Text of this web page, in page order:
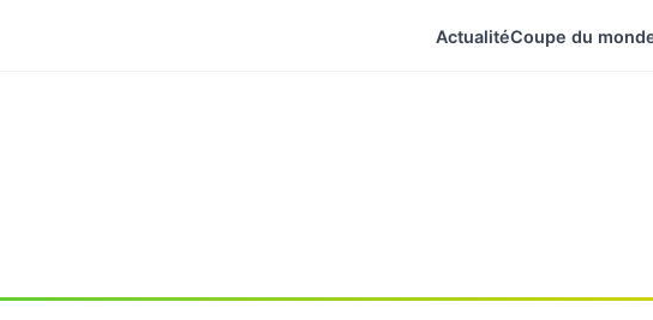
ActualitéCoupe du